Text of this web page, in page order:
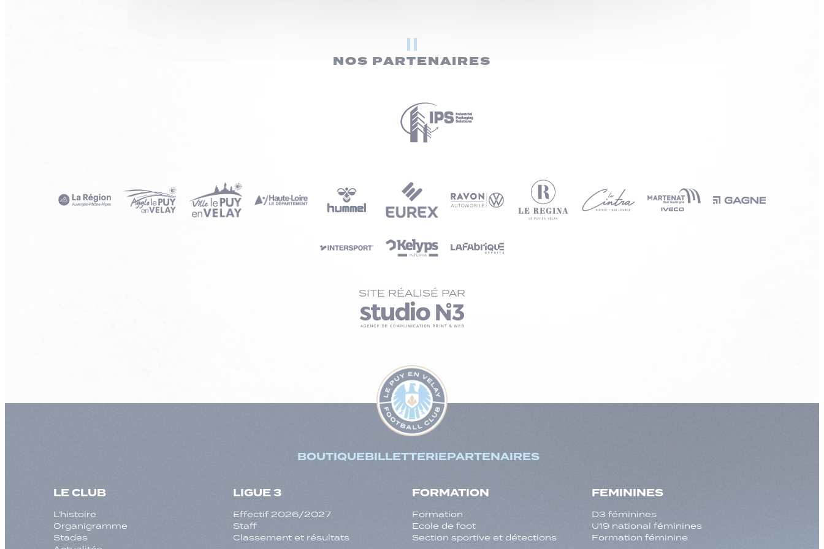
NOS PARTENAIRES
SITE RÉALISÉ PAR
BOUTIQUEBILLETTERIEPARTENAIRES
LE CLUB
L’histoire
Organigramme
Stades
LIGUE 3
Effectif 2026/2027
Staff
Classement et résultats
FORMATION
Formation
Ecole de foot
Section sportive et détections
FEMININES
D3 féminines
U19 national féminines
Formation féminine